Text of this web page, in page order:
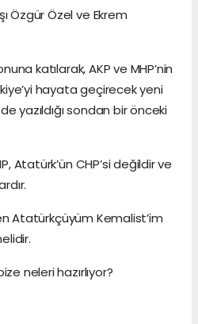
Özgür Özel ve Ekrem
katılarak, AKP ve MHP’nin
hayata geçirecek yeni
yazıldığı sondan bir önceki
Atatürk’ün CHP’si değildir ve
Atatürkçüyüm Kemalist’im
neleri hazırlıyor?